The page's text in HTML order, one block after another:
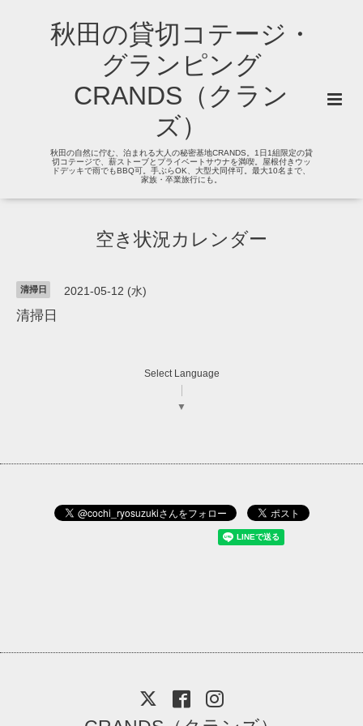
秋田の貸切コテージ・
グランピング
CRANDS（クラン
ズ）
秋田の自然に佇む、泊まれる大人の秘密基地CRANDS。1日1組限定の貸
切コテージで、薪ストーブとプライベートサウナを満喫。屋根付きウッ
ドデッキで雨でもBBQ可。手ぶらOK、大型犬同伴可。最大10名まで、
家族・卒業旅行にも。
空き状況カレンダー
清掃日 2021-05-12 (水)
清掃日
Select Language
▼